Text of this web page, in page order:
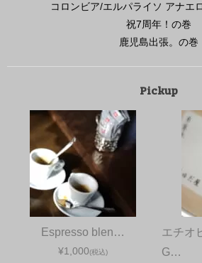
コロンビア/エルパライソ アナエ
祝7周年！の巻
鹿児島出張。の巻
Pickup
Espresso blen…
¥1,000(税込)
エチオ
G…